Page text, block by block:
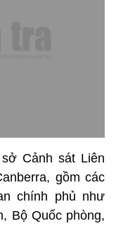
Cảnh sát Liên
gồm các
chính phủ như
Bộ Quốc phòng,